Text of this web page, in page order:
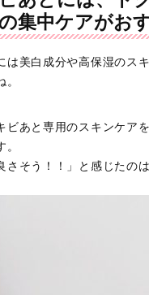
集中ケアがお
は美白成分や高保湿のス
ビあと専用のスキンケア
さそう！！」と感じたの